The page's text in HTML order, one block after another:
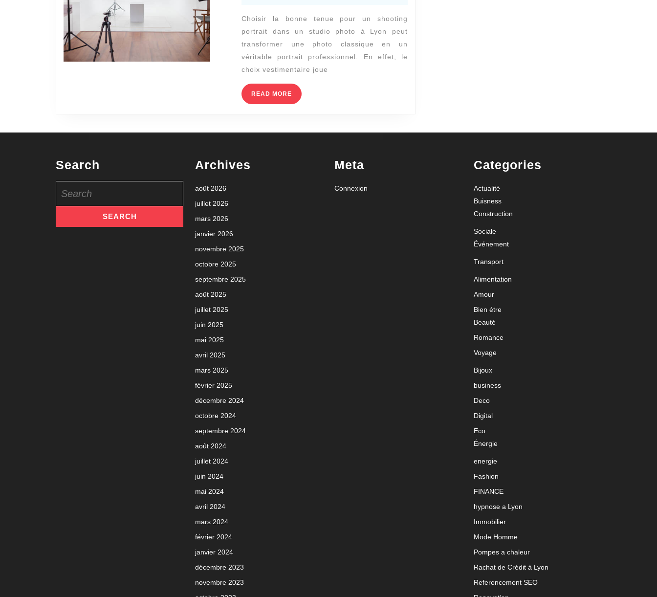
tenue
pour
un
Lyon
?
Choisir la bonne tenue pour un shooting
portrait dans un studio photo à Lyon peut
transformer une photo classique en un
véritable portrait professionnel. En effet, le
choix vestimentaire joue
READ MORE READ
MORE
Search
for:
Archives
août 2026
juillet 2026
mars 2026
janvier 2026
novembre 2025
octobre 2025
septembre 2025
août 2025
juillet 2025
juin 2025
mai 2025
avril 2025
mars 2025
février 2025
décembre 2024
octobre 2024
septembre 2024
août 2024
juillet 2024
juin 2024
mai 2024
avril 2024
mars 2024
février 2024
janvier 2024
décembre 2023
novembre 2023
Meta
Connexion
Categories
Actualité
Buisness
Construction
Sociale
Événement
Transport
Alimentation
Amour
Bien étre
Beauté
Romance
Voyage
Bijoux
business
Deco
Digital
Eco
Énergie
energie
Fashion
FINANCE
hypnose a Lyon
Immobilier
Mode Homme
Pompes a chaleur
Rachat de Crédit à Lyon
Referencement SEO